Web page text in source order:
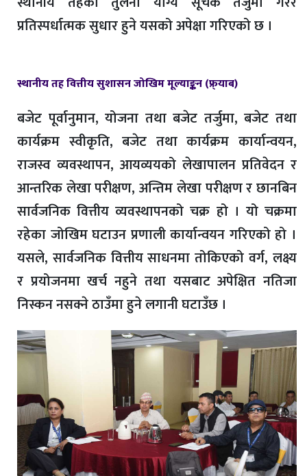
प्रतिस्पर्धात्मक सुधार हुने यसको अपेक्षा गरिएको छ ।
स्थानीय तह वित्तीय सुशासन जोखिम मूल्याङ्कन (फ्र्याब)
बजेट पूर्वानुमान, योजना तथा बजेट तर्जुमा, बजेट तथा
कार्यक्रम स्वीकृति, बजेट तथा कार्यक्रम कार्यान्वयन,
राजस्व व्यवस्थापन, आयव्ययको लेखापालन प्रतिवेदन र
आन्तरिक लेखा परीक्षण, अन्तिम लेखा परीक्षण र छानबिन
सार्वजनिक वित्तीय व्यवस्थापनको चक्र हो । यो चक्रमा
रहेका जोखिम घटाउन प्रणाली कार्यान्वयन गरिएको हो ।
यसले, सार्वजनिक वित्तीय साधनमा तोकिएको वर्ग, लक्ष्य
र प्रयोजनमा खर्च नहुने तथा यसबाट अपेक्षित नतिजा
निस्कन नसक्ने ठाउँमा हुने लगानी घटाउँछ ।